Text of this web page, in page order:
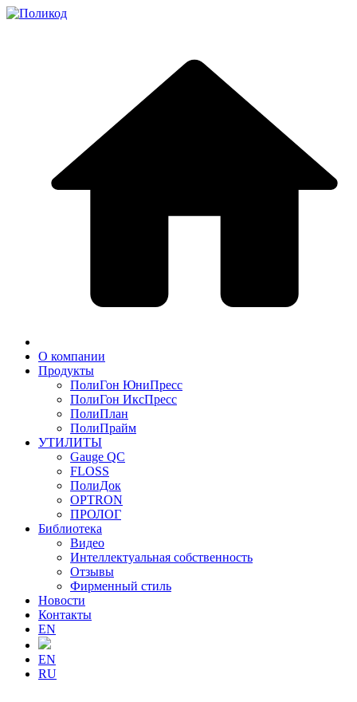
О компании
Продукты
ПолиГон ЮниПресс
ПолиГон ИксПресс
ПолиПлан
ПолиПрайм
УТИЛИТЫ
Gauge QC
FLOSS
ПолиДок
OPTRON
ПРОЛОГ
Библиотека
Видео
Интеллектуальная собственность
Отзывы
Фирменный стиль
Новости
Контакты
EN
EN
RU